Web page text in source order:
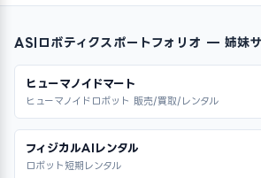
ASIロボティクスポートフォリオ — 姉妹
ヒューマノイドマート
ヒューマノイドロボット 販売/買取/レンタル
フィジカルAIレンタル
ロボット短期レンタル